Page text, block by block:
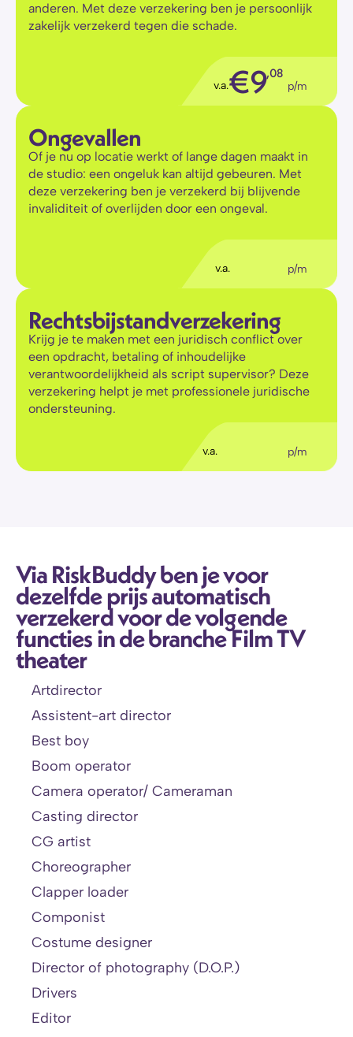
anderen. Met deze verzekering ben je persoonlijk
zakelijk verzekerd tegen die schade.
v.a.€9,08
p/m
Ongevallen
Of je nu op locatie werkt of lange dagen maakt in
de studio: een ongeluk kan altijd gebeuren. Met
deze verzekering ben je verzekerd bij blijvende
invaliditeit of overlijden door een ongeval.
v.a.€ p/m
Rechtsbijstandverzekering
Krijg je te maken met een juridisch conflict over
een opdracht, betaling of inhoudelijke
verantwoordelijkheid als script supervisor? Deze
verzekering helpt je met professionele juridische
ondersteuning.
v.a.€ p/m
Via RiskBuddy ben je voor
dezelfde prijs automatisch
verzekerd voor de volgende
functies in de branche Film TV
theater
Artdirector
Assistent-art director
Best boy
Boom operator
Camera operator/ Cameraman
Casting director
CG artist
Choreographer
Clapper loader
Componist
Costume designer
Director of photography (D.O.P.)
Drivers
Editor